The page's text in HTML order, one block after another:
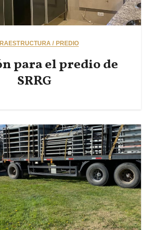
/ PREDIO
para el predio de
SRRG